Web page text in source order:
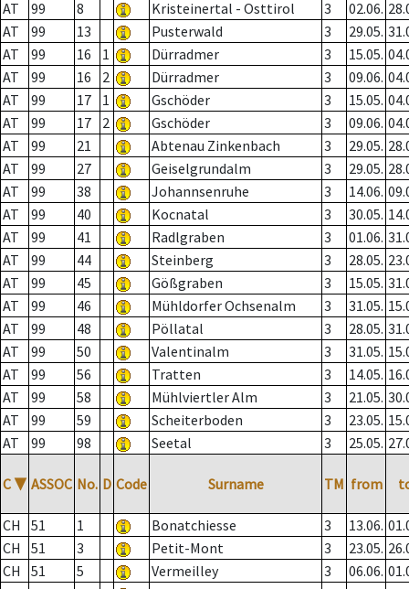
AT 99 8 Kristeinertal - Osttirol 3 02.06.
AT
99 13 Pusterwald 3 29.05.
AT
99 16 1 Dürradmer 3 15.05.
AT
99 16 2 Dürradmer 3 09.06.
AT
99 17 1 Gschöder 3 15.05.
AT
99 17 2 Gschöder 3 09.06.
AT
99 21 Abtenau Zinkenbach 3 29.05.
AT
99 27 Geiselgrundalm 3 29.05.
AT
99 38 Johannsenruhe 3 14.06.
AT
99 40 Kocnatal 3 30.05.
AT
99 41 Radlgraben 3 01.06.
AT
99 44 Steinberg 3 28.05.
AT
99 45 Gößgraben 3 15.05.
AT
99 46 Mühldorfer Ochsenalm 3 31.05.
AT
99 48 Pöllatal 3 28.05.
AT
99 50 Valentinalm 3 31.05.
AT
99 56 Tratten 3 14.05.
AT
99 58 Mühlviertler Alm 3 21.05.
AT
99 59 Scheiterboden 3 23.05.
AT
99 98 Seetal 3 25.05.
C ▼ ASSOC No. D Code Surname TM from
CH 51 1 Bonatchiesse 3 13.06.
CH
51 3 Petit-Mont 3 23.05.
CH
51 5 Vermeilley 3 06.06.